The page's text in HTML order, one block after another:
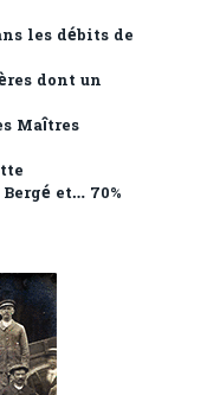
les débits de
dont un
Maîtres
et… 70%